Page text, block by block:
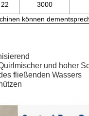
22
3000
können
und hoher
fließenden Wassers